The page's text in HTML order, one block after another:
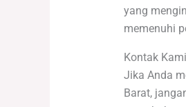
yang
memenuhi
Kontak Kami
Jika Anda
Barat,